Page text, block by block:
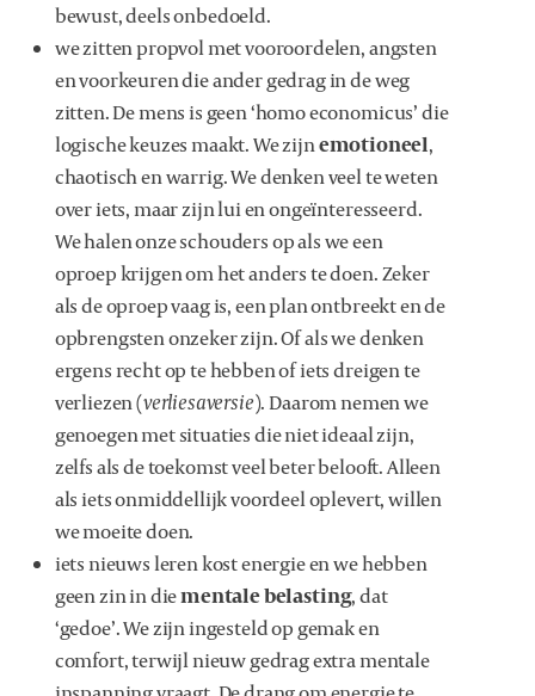
bewust, deels onbedoeld.
we zitten propvol met vooroordelen, angsten
en voorkeuren die ander gedrag in de weg
zitten. De mens is geen ‘homo economicus’ die
logische keuzes maakt. We zijnemotioneel,
chaotisch en warrig. We denken veel te weten
over iets, maar zijn lui en ongeïnteresseerd.
We halen onze schouders op als we een
oproep krijgen om het anders te doen. Zeker
als de oproep vaag is, een plan ontbreekt en de
opbrengsten onzeker zijn. Of als we denken
ergens recht op te hebben of iets dreigen te
verliezen (verliesaversie). Daarom nemen we
genoegen met situaties die niet ideaal zijn,
zelfs als de toekomst veel beter belooft. Alleen
als iets onmiddellijk voordeel oplevert, willen
we moeite doen.
iets nieuws leren kost energie en we hebben
geen zin in diementale belasting, dat
‘gedoe’. We zijn ingesteld op gemak en
comfort, terwijl nieuw gedrag extra mentale